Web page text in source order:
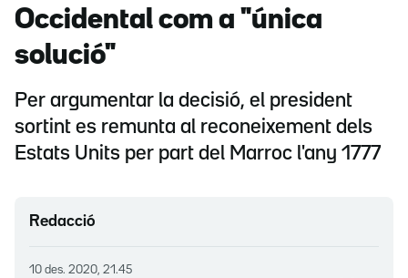
Occidental com a "única
solució"
Per argumentar la decisió, el president
sortint es remunta al reconeixement dels
Estats Units per part del Marroc l'any 1777
Redacció
10 des. 2020, 21.45